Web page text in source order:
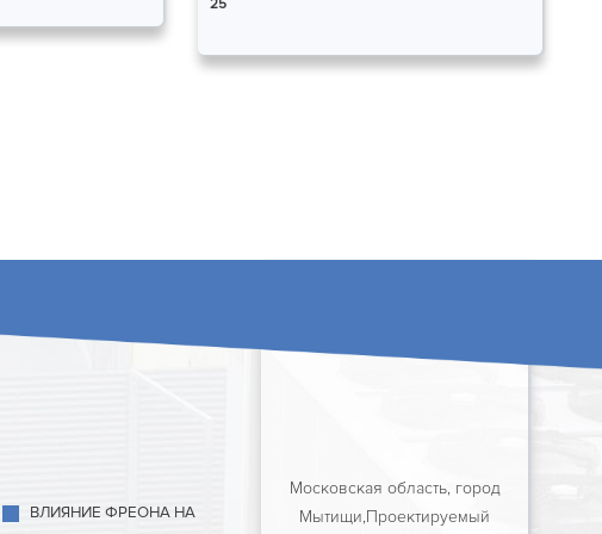
25
ВЛИЯНИЕ ФРЕОНА НА
Московская область, город
Мытищи,Проектируемый